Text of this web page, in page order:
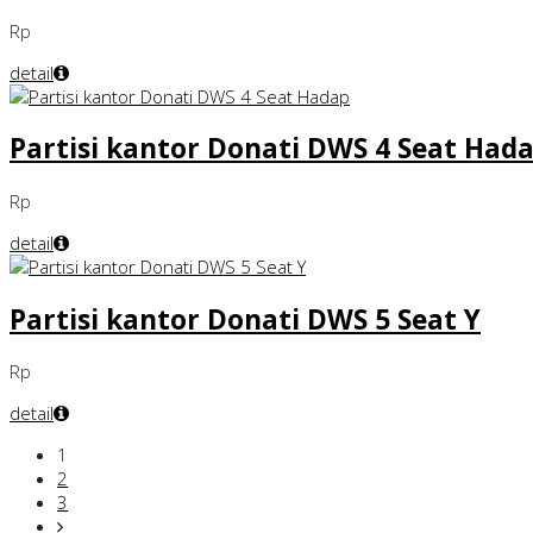
Rp
detail
Partisi kantor Donati DWS 4 Seat
Rp
detail
Partisi kantor Donati DWS 5 Seat Y
Rp
detail
1
2
3